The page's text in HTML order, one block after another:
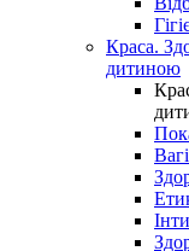
Краса.
дитиною